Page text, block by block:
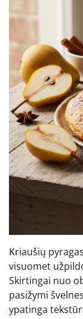
Kriaušių
visuomet
Skirtingai nuo
pasižymi
ypatinga